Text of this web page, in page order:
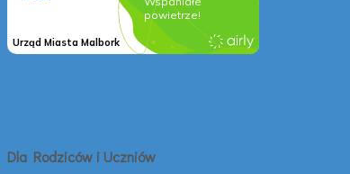
Dla Rodziców i Uczniów